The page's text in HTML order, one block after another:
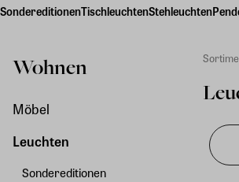
SondereditionenTischleuchtenStehleuchten
Wohnen
Möbel
Leuchten
Sondereditionen